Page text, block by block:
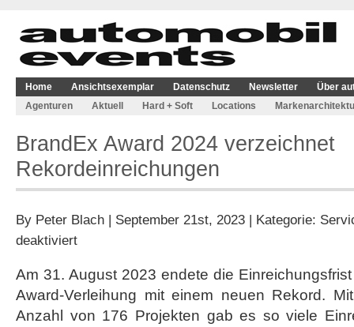
Home Ansichtsexemplar Datenschutz Newsletter
Über
Agenturen
Aktuell Hard + Soft Locations
BrandEx Award 2024 verzeichnet
Rekordeinreichungen
By Peter Blach | September 21st, 2023 | Kategorie:
deaktiviertfür
2024
verzeichnet
Am 31. August 2023 endete die
Award-Verleihung mit einem neuen Rekord.
Anzahl von 176 Projekten gab es so viele